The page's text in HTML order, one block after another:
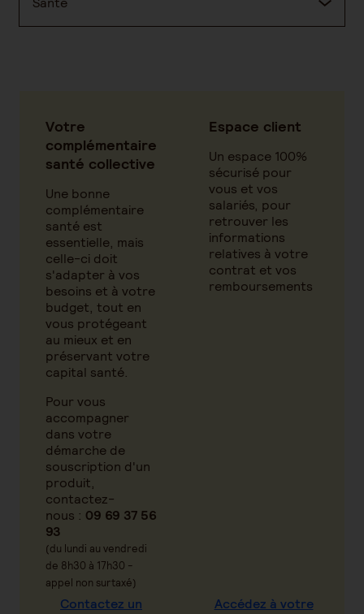
Votre
complémentaire
santé collective
Une bonne
complémentaire
santé est
essentielle, mais
celle-ci doit
s'adapter à vos
besoins et à votre
budget, tout en
vous protégeant
au mieux et en
préservant votre
capital santé.
Pour vous
accompagner
dans votre
démarche de
souscription d'un
produit,
contactez-
nous : 09 69 37 56
93
(du lundi au vendredi
de 8h30 à 17h30 -
appel non surtaxé)
Contactez un
Espace client
Un espace 100%
sécurisé pour
vous et vos
salariés, pour
retrouver les
informations
relatives à votre
contrat et vos
remboursements
Accédez à votre